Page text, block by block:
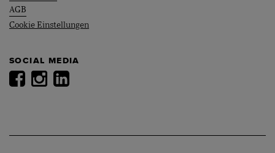
AGB
Cookie Einstellungen
SOCIAL MEDIA